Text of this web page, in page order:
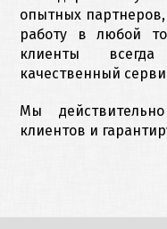
опытных
работу в любой
клиенты
качественный
Мы
клиентов и